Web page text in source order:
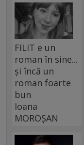
FILIT e un
roman în sine...
și încă un
roman foarte
bun
Ioana
MOROȘAN